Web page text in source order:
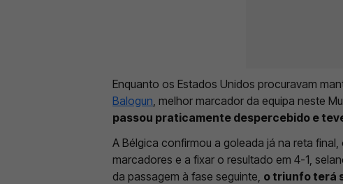
Enquanto os Estados Unidos procuravam
Balogun , melhor marcador da equipa neste
passou praticamente despercebido e
A Bélgica confirmou a goleada já na reta
marcadores e a fixar o resultado em 4-1,
da passagem à fase seguinte, o triunfo terá